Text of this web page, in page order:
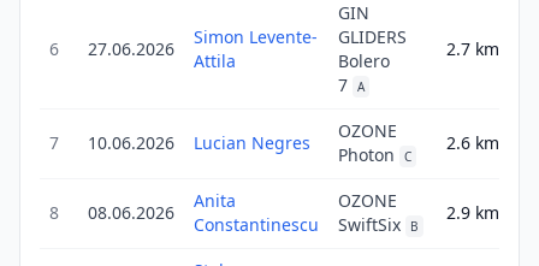
6 27.06.2026
Simon Levente-
Attila
GIN
GLIDERS
Bolero
7 A
2.7 km
7 10.06.2026 Lucian Negres
OZONE
Photon
C
2.6 km
8 08.06.2026
Anita
Constantinescu
OZONE
SwiftSix
B
2.9 km